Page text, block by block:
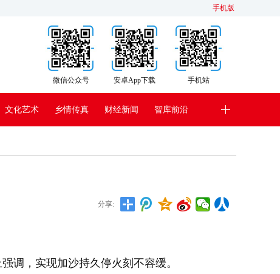
手机版
手机站
安卓App下载
微信公众号
文化艺术 乡情传真 财经新闻 智库前沿
分享:
调，实现加沙持久停火刻不容缓。